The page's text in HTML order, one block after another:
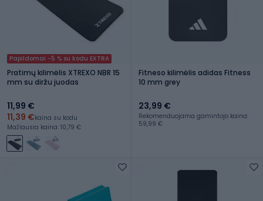
Papildomai -5 % su kodu EXTRA
Pratimų kilimėlis XTREXO NBR 15
mm su diržu juodas
11,99 €
11,39 €kaina su kodu
Mažiausia kaina: 10,79 €
Fitneso kilimėlis adidas Fitness
10 mm grey
23,99 €
Rekomenduojama gamintojo kaina:
59,99 €